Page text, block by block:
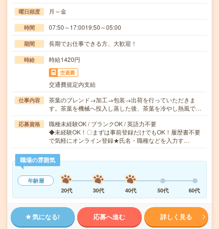
曜日頻度 月～金
時間 07:50～17:0019:50～05:00
期間 長期でお仕事できる方、大歓迎！
時給 時給1420円
交通費
交通費規定内支給
仕事内容
茶葉のブレンド→加工→包装→出荷を行っていただきま
す。茶葉を機械へ投入し蒸した後、茶葉を冷やし熱風で…
応募資格
職種未経験OK / ブランクOK / 英語力不要
◆未経験OK！〇まずは事前登録だけでもOK！履歴書不要
で気軽にオンライン登録★氏名・職種などを入力す…
職場の雰囲気
年齢層
20代
30代 40代 50代 60代
気になる! 応募へ進む 詳しく見る